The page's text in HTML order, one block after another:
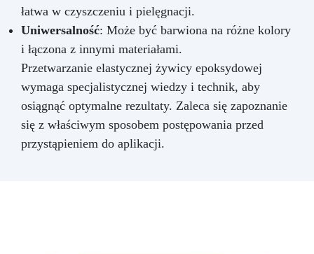
łatwa w czyszczeniu i pielęgnacji.
Uniwersalność: Może być barwiona na różne kolory
i łączona z innymi materiałami.
Przetwarzanie elastycznej żywicy epoksydowej
wymaga specjalistycznej wiedzy i technik, aby
osiągnąć optymalne rezultaty. Zaleca się zapoznanie
się z właściwym sposobem postępowania przed
przystąpieniem do aplikacji.